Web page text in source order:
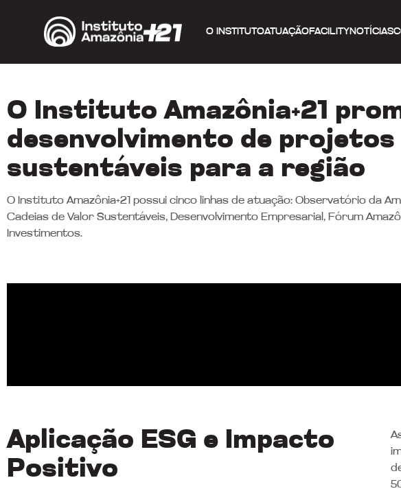
O INSTITUTOATUAÇÃOFACILITYNOTÍCIAS
O Instituto Amazônia+21
desenvolvimento de projetos
sustentáveis para a região
O Instituto Amazônia+21 possui cinco linhas de atuação: Observatório da
Cadeias de Valor Sustentáveis, Desenvolvimento Empresarial, Fórum
Investimentos.
Aplicação ESG e Impacto
Positivo